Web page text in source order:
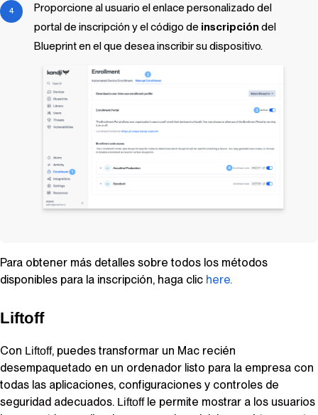
Proporcione al usuario el enlace personalizado del
portal de inscripción y el código de inscripcióndel
Blueprinten el que desea inscribir su dispositivo.
Para obtener más detalles sobre todos los métodos
disponibles para la inscripción, haga clic here.
Liftoff
Con Liftoff, puedes transformar un Mac recién
desempaquetado en un ordenador listo para la empresa con
todas las aplicaciones, configuraciones y controles de
seguridad adecuados. Liftoffle permite mostrar a los usuarios